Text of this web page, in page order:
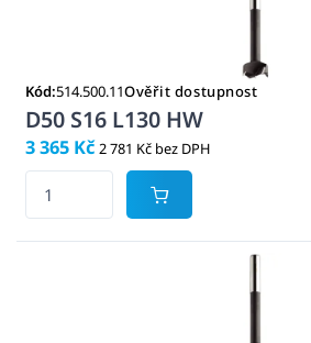
Kód:514.500.11Ověřit dostupnost
D50 S16 L130 HW
3 365 Kč 2 781 Kč bez DPH